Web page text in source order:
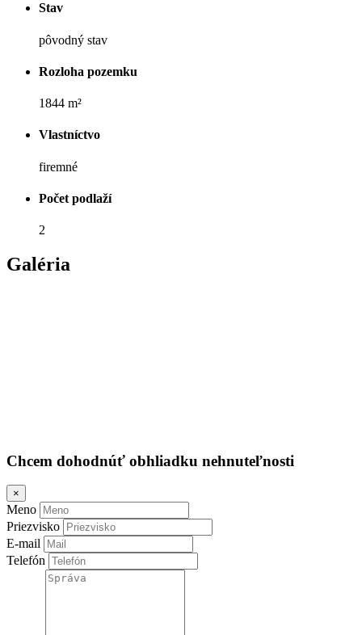
Stav
pôvodný stav
Rozloha pozemku
1844 m²
Vlastníctvo
firemné
Počet podlaží
2
Galéria
Chcem dohodnúť obhliadku nehnuteľnosti
×
Meno
Priezvisko
E-mail
Telefón